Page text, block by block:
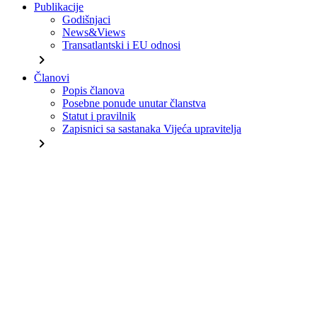
Publikacije
Godišnjaci
News&Views
Transatlantski i EU odnosi
chevron_right
Članovi
Popis članova
Posebne ponude unutar članstva
Statut i pravilnik
Zapisnici sa sastanaka Vijeća upravitelja
chevron_right